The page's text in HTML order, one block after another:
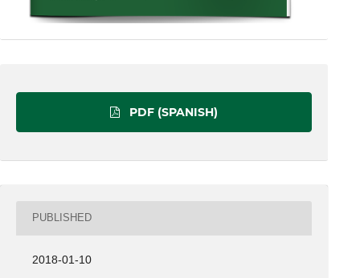
PDF (SPANISH)
PUBLISHED
2018-01-10